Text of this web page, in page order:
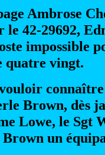
Ambrose
42-29692,
impossible
quatre vingt.
connaître
Brown, dès
Lowe, le Sgt
un